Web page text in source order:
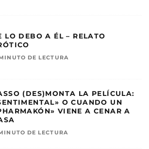
LO DEBO A ÉL – RELATO
DE LECTURA
(DES)MONTA LA PELÍCULA:
O CUANDO UN
VIENE A CENAR A
DE LECTURA